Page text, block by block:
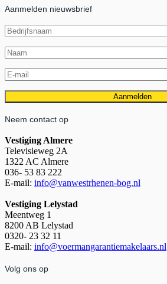
Aanmelden nieuwsbrief
Neem contact op
Vestiging Almere
Televisieweg 2A
1322 AC Almere
036- 53 83 222
E-mail: info@vanwestrhenen-bog.nl
Vestiging Lelystad
Meentweg 1
8200 AB Lelystad
0320- 23 32 11
E-mail: info@voermangarantiemakelaars.nl
Volg ons op